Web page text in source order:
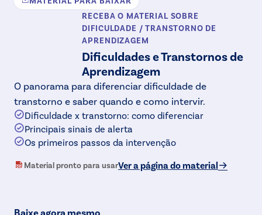
RECEBA O MATERIAL SOBRE
DIFICULDADE / TRANSTORNO DE
APRENDIZAGEM
Dificuldades e Transtornos de
Aprendizagem
O panorama para diferenciar dificuldade de
transtorno e saber quando e como intervir.
Dificuldade x transtorno: como diferenciar
Principais sinais de alerta
Os primeiros passos da intervenção
Material pronto para usarVer a página do material
Baixe agora mesmo